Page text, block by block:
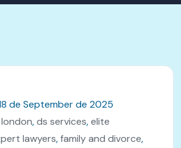
de September de 2025
,ds services,elite
lawyers,family and divorce,